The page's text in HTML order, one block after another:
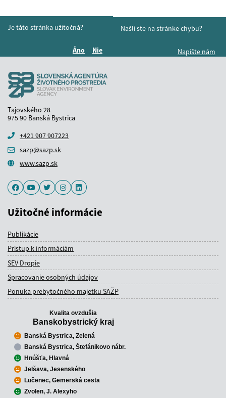
Je táto stránka užitočná?
Áno
Boli tieto informácie pre vás užitočné?
Nie
Boli tieto informácie pre vás užitočné?
Našli ste na stránke chybu?
Napíšte nám
Tajovského 28
975 90 Banská Bystrica
+421 907 907223
sazp@sazp.sk
www.sazp.sk
FacebookYoutubeTwitterInstagramLinkedIn
Užitočné informácie
Publikácie
Prístup k informáciám
SEV Dropie
Spracovanie osobných údajov
Ponuka prebytočného majetku SAŽP
Kvalita ovzdušia
Banskobystrický kraj
Banská Bystrica, Zelená
Banská Bystrica, Štefánikovo nábr.
Hnúšťa, Hlavná
Jelšava, Jesenského
Lučenec, Gemerská cesta
Zvolen, J. Alexyho